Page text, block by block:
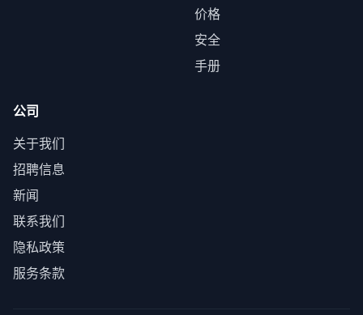
价格
安全
手册
公司
关于我们
招聘信息
新闻
联系我们
隐私政策
服务条款